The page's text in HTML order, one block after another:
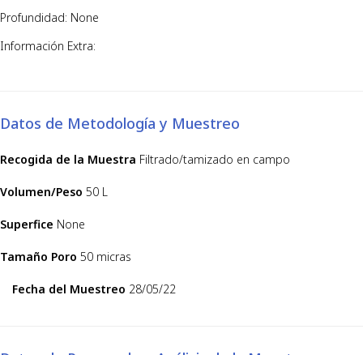
Profundidad: None
Información Extra:
Datos de Metodología y Muestreo
Recogida de la Muestra Filtrado/tamizado en campo
Volumen/Peso 50 L
Superfice None
Tamaño Poro 50 micras
Fecha del Muestreo 28/05/22